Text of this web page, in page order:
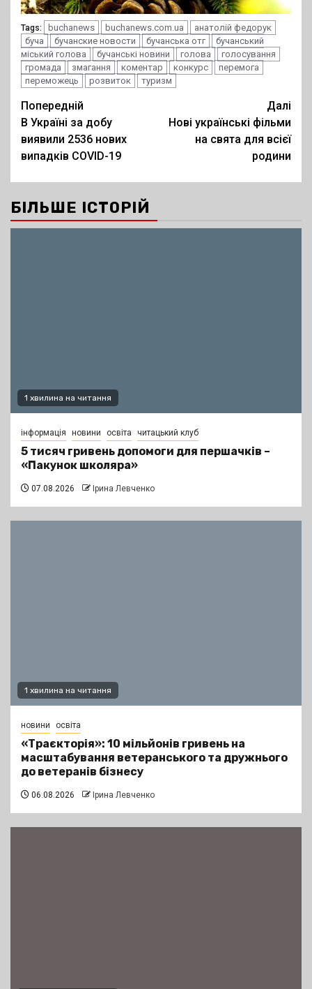
Tags: buchanews buchanews.com.ua
анатолій федорук
буча
бучанские новости бучанська отг
бучанський
міський голова
бучанські новини голова
голосування
громада
змагання коментар конкурс
перемога
переможець
розвиток туризм
Post
navigation
Попередній
В Україні за добу
виявили 2536 нових
випадків COVID-19
Далі
Нові українські фільми
на свята для всієї
родини
БІЛЬШЕ ІСТОРІЙ
1 хвилина на читання
інформація новини освіта читацький клуб
5 тисяч гривень допомоги для першачків –
«Пакунок школяра»
07.08.2026 Ірина Левченко
1 хвилина на читання
новини освіта
«Траєкторія»: 10 мільйонів гривень на
масштабування ветеранського та дружнього
до ветеранів бізнесу
06.08.2026 Ірина Левченко